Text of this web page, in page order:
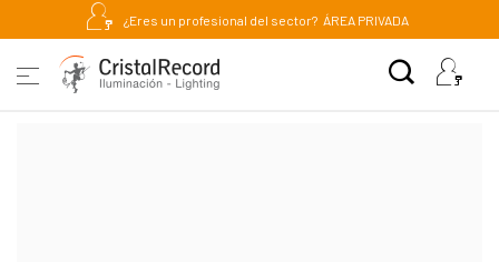
¿Eres un profesional del sector? ÁREA PRIVADA